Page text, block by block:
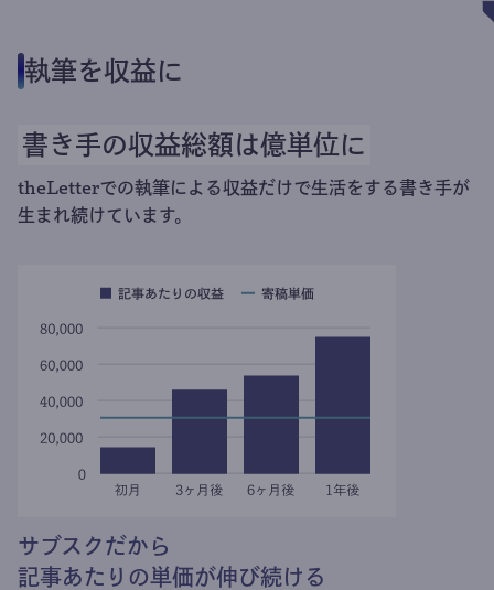
執筆を収益に
書き手の収益総額は億単位に
theLetterでの執筆による収益だけで生活をする書き手が
生まれ続けています。
サブスクだから
記事あたりの単価が伸び続ける